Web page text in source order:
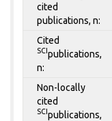
cited
publications, n:
Cited
SCI publications,
n:
Non-locally
cited
SCI publications,